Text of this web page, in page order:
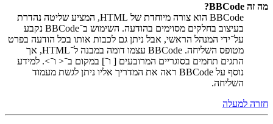
מה זה BBCode?
BBCode הוא צורה מיוחדת של HTML, המציע שליטה נהדרת
בעיצוב בחלקים מסוימים בהודעה. השימוש ב־BBCode נקבע
על־ידי המנהל הראשי, אבל ניתן גם לכבות אותו בכל הודעה בפרט
מטופס השליחה. BBCode עצמו דומה במבנה ל־HTML, אך
התגים תחמים בסוגריים המרובעים [ ו־] במקום ב־< ו־>. למידע
נוסף על BBCode ראה את המדריך אליו ניתן לגשת מעמוד
השליחה.
חזרה למעלה